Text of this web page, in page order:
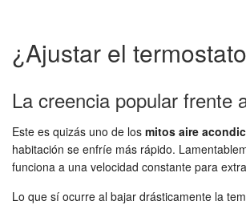
¿Ajustar el
La creencia popular frente
Este es quizás uno de los mitos aire
habitación se enfríe más rápido.
funciona a una velocidad constante para
Lo que sí ocurre al bajar drásticamente la